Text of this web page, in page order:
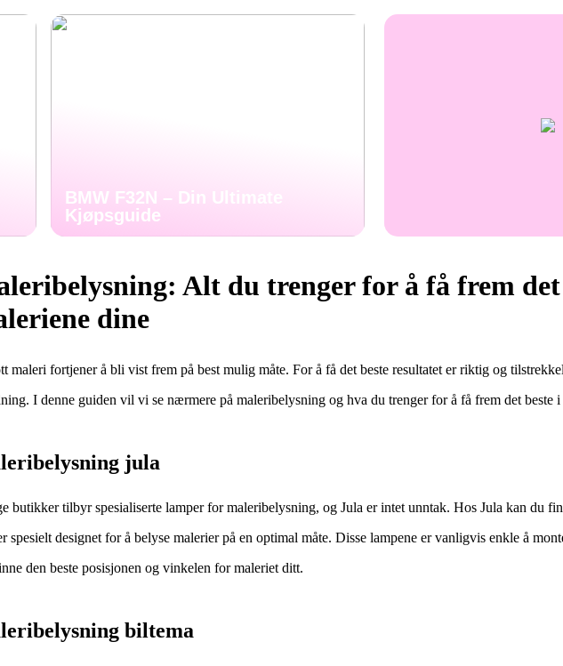
BMW F32N – Din Ultimate
Kjøpsguide
Alt du trenger for å få frem det
dine
maleri fortjener å bli vist frem på best mulig måte. For å få det beste resultatet er riktig og
I denne guiden vil vi se nærmere på maleribelysning og hva du trenger for å få frem det beste i
jula
butikker tilbyr spesialiserte lamper for maleribelysning, og Jula er intet unntak. Hos Jula kan du
spesielt designet for å belyse malerier på en optimal måte. Disse lampene er vanligvis enkle å
den beste posisjonen og vinkelen for maleriet ditt.
biltema